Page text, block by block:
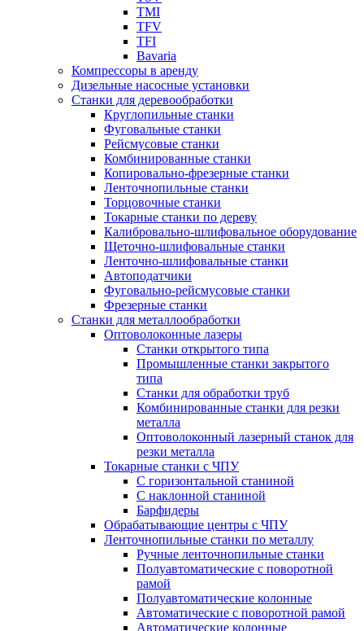
TMI
TFV
TFI
Bavaria
Компрессоры в аренду
Дизельные насосные установки
Станки для деревообработки
Круглопильные станки
Фуговальные станки
Рейсмусовые станки
Комбинированные станки
Копировально-фрезерные станки
Ленточнопильные станки
Торцовочные станки
Токарные станки по дереву
Калибровально-шлифовальное оборудование
Щеточно-шлифовальные станки
Ленточно-шлифовальные станки
Автоподатчики
Фуговально-рейсмусовые станки
Фрезерные станки
Станки для металлообработки
Оптоволоконные лазеры
Станки открытого типа
Промышленные станки закрытого
типа
Станки для обработки труб
Комбинированные станки для резки
металла
Оптоволоконный лазерный станок для
резки металла
Токарные станки с ЧПУ
С горизонтальной станиной
С наклонной станиной
Барфидеры
Обрабатывающие центры с ЧПУ
Ленточнопильные станки по металлу
Ручные ленточнопильные станки
Полуавтоматические с поворотной
рамой
Полуавтоматические колонные
Автоматические с поворотной рамой
Автоматические колонные